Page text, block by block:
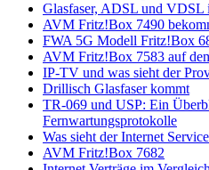
Glasfaser, ADSL und VDSL
AVM Fritz!Box 7490
FWA 5G Modell Fritz!Box
AVM Fritz!Box 7583 auf
IP-TV und was sieht der
Drillisch Glasfaser kommt
TR-069 und USP: Ein
Fernwartungsprotokolle
Was sieht der Internet
AVM Fritz!Box 7682